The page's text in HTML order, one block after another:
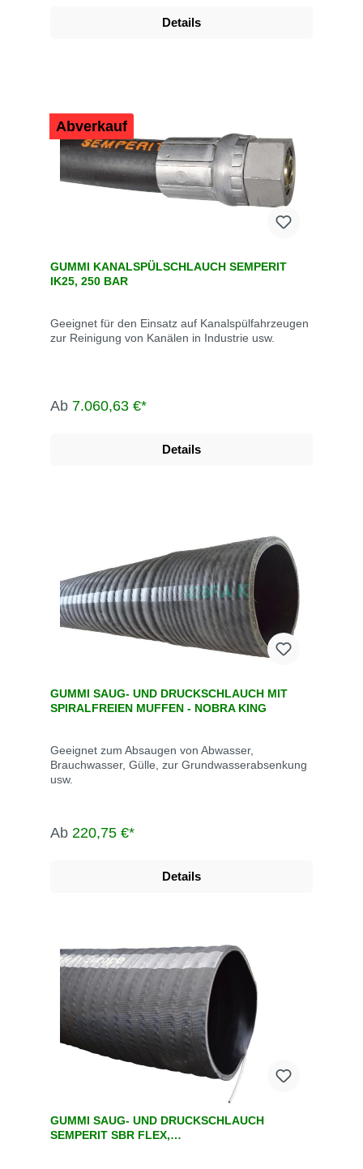
Details
Abverkauf
GUMMI KANALSPÜLSCHLAUCH SEMPERIT
IK25, 250 BAR
Geeignet für den Einsatz auf Kanalspülfahrzeugen
zur Reinigung von Kanälen in Industrie usw.
Ab 7.060,63 €*
Details
GUMMI SAUG- UND DRUCKSCHLAUCH MIT
SPIRALFREIEN MUFFEN - NOBRA KING
Geeignet zum Absaugen von Abwasser,
Brauchwasser, Gülle, zur Grundwasserabsenkung
usw.
Ab 220,75 €*
Details
GUMMI SAUG- UND DRUCKSCHLAUCH
SEMPERIT SBR FLEX,